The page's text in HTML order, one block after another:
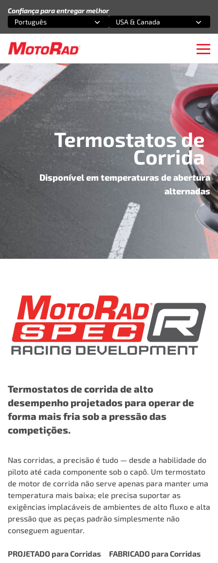
Confiança para entregar melhor
Selecione uma opção
Português
Selecione uma opção
USA & Canada
Termostatos de
Corrida
Disponível em temperaturas de abertura
alternadas
Termostatos de corrida de alto
desempenho projetados para operar de
forma mais fria sob a pressão das
competições.
Nas corridas, a precisão é tudo — desde a habilidade do
piloto até cada componente sob o capô. Um termostato
de motor de corrida não serve apenas para manter uma
temperatura mais baixa; ele precisa suportar as
exigências implacáveis de ambientes de alto fluxo e alta
pressão que as peças padrão simplesmente não
conseguem aguentar.
PROJETADO para Corridas
FABRICADO para Corridas